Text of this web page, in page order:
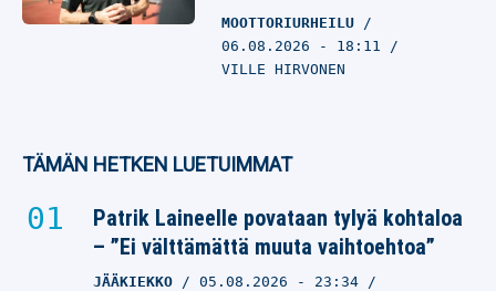
MOOTTORIURHEILU
06.08.2026 - 18:11
VILLE HIRVONEN
TÄMÄN HETKEN LUETUIMMAT
Patrik Laineelle povataan tylyä kohtaloa
– ”Ei välttämättä muuta vaihtoehtoa”
JÄÄKIEKKO 05.08.2026 - 23:34